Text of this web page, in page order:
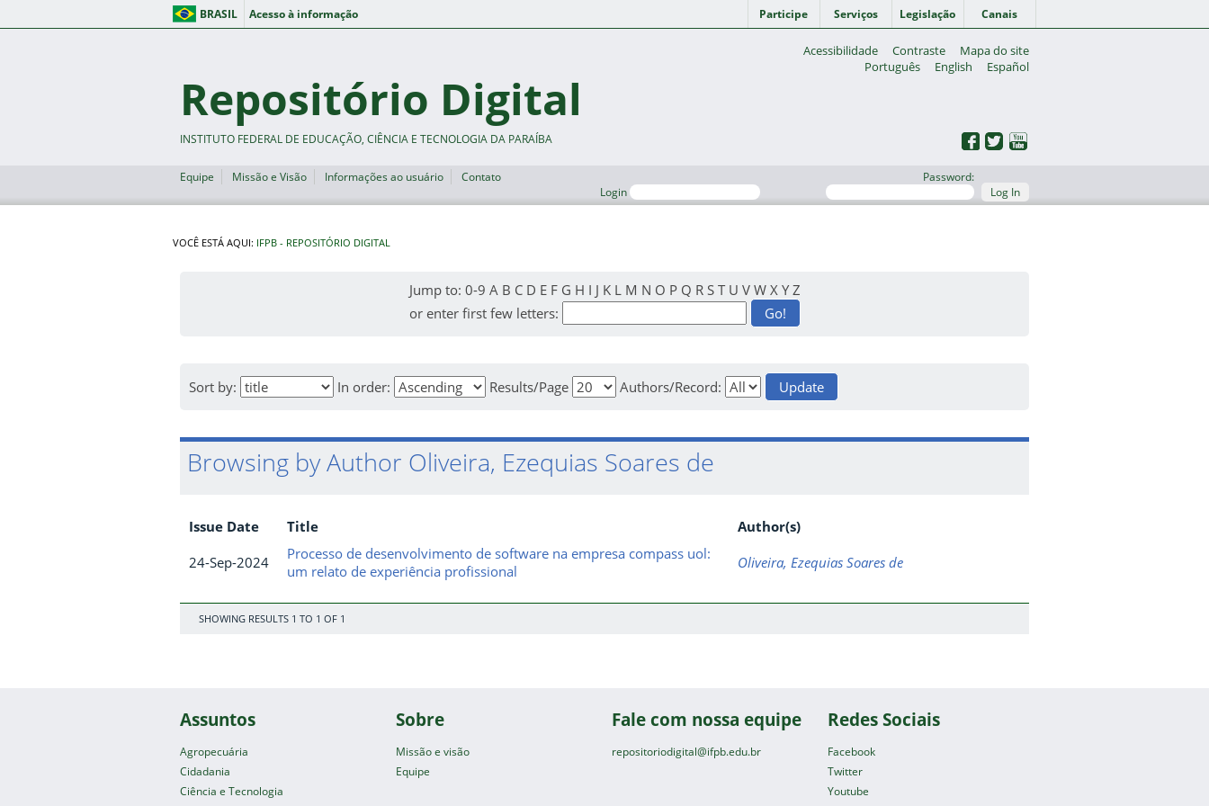
BRASIL Acesso à informação Participe Serviços Legislação Canais
Acessibilidade Contraste
Mapa do site
Português
English Español
Repositório Digital
INSTITUTO FEDERAL DE EDUCAÇÃO, CIÊNCIA E TECNOLOGIA DA PARAÍBA
Equipe Missão e Visão Informações ao usuário
Contato
Login
Password:
Log In
VOCÊ ESTÁ AQUI: IFPB - REPOSITÓRIO DIGITAL
Jump to: 0-9 A B C D E F G H I J K L M N O P Q R S T U V W X Y Z
or enter first few letters:
Sort by: In order: Results/Page Authors/Record:
Browsing by Author Oliveira, Ezequias Soares de
Issue Date Title
Author(s)
24-Sep-2024
Processo de desenvolvimento de software na empresa compass uol:
um relato de experiência profissional
Oliveira, Ezequias Soares de
SHOWING RESULTS 1 TO 1 OF 1
Assuntos
Agropecuária
Cidadania
Ciência e Tecnologia
Sobre
Missão e visão
Equipe
Fale com nossa equipe
repositoriodigital@ifpb.edu.br
Redes Sociais
Facebook
Twitter
Youtube